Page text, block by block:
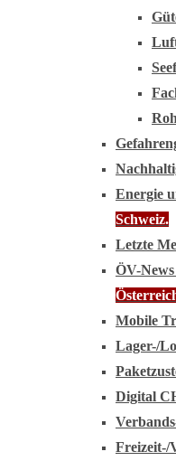
Energie
Schweiz.
Letzte
ÖV-
Mobile
Lager-/
Digital
Freizeit-/